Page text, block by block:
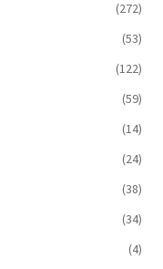
(272)
(53)
(122)
(59)
(14)
(24)
(38)
(34)
(4)